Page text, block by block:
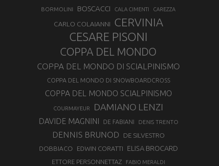
BORMOLINI BOSCACCI CALA CIMENTI CAREZZA
CARLO COLAIANNI CERVINIA
CESARE PISONI
COPPA DEL MONDO
COPPA DEL MONDO DI SCIALPINISMO
COPPA DEL MONDO DI SNOWBOARDCROSS
COPPA DEL MONDO SCIALPINISMO
COURMAYEUR DAMIANO LENZI
DAVIDE MAGNINI DE FABIANI DENIS TRENTO
DENNIS BRUNOD DE SILVESTRO
DOBBIACO EDWIN CORATTI ELISA BROCARD
ETTORE PERSONNETTAZ FABIO MERALDI